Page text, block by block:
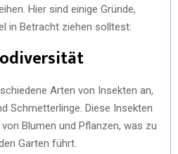
Hier sind einige Gründe,
in Betracht ziehen solltest:
Arten von Insekten an,
Schmetterlinge. Diese Insekten
Blumen und Pflanzen, was zu
Garten führt.